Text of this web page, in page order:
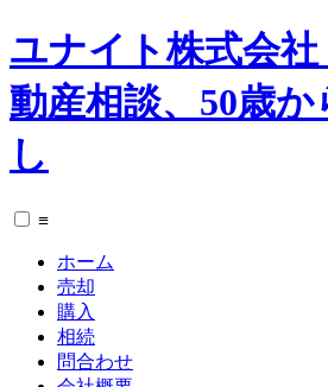
ユナイト株式会
動産相談、50歳
し
≡
ホーム
売却
購入
相続
問合わせ